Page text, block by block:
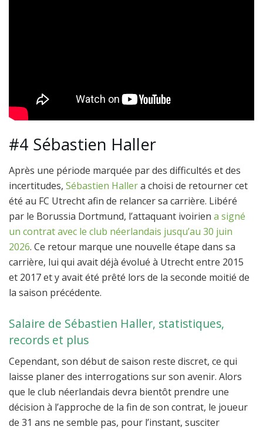
#4 Sébastien Haller
Après une période marquée par des difficultés et des
incertitudes, Sébastien Hallera choisi de retourner cet
été au FC Utrecht afin de relancer sa carrière. Libéré
par le Borussia Dortmund, l’attaquant ivoirien a signé
un contrat avec le club néerlandais jusqu’au 30 juin
2026. Ce retour marque une nouvelle étape dans sa
carrière, lui qui avait déjà évolué à Utrecht entre 2015
et 2017 et y avait été prêté lors de la seconde moitié de
la saison précédente.
Salaire de Sébastien Haller, statistiques,
records et plus
Cependant, son début de saison reste discret, ce qui
laisse planer des interrogations sur son avenir. Alors
que le club néerlandais devra bientôt prendre une
décision à l’approche de la fin de son contrat, le joueur
de 31 ans ne semble pas, pour l’instant, susciter